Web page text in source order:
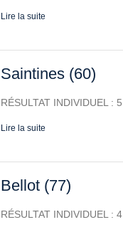
Lire la suite
Saintines (60)
RÉSULTAT INDIVIDUEL : 5
Lire la suite
Bellot (77)
RÉSULTAT INDIVIDUEL : 4